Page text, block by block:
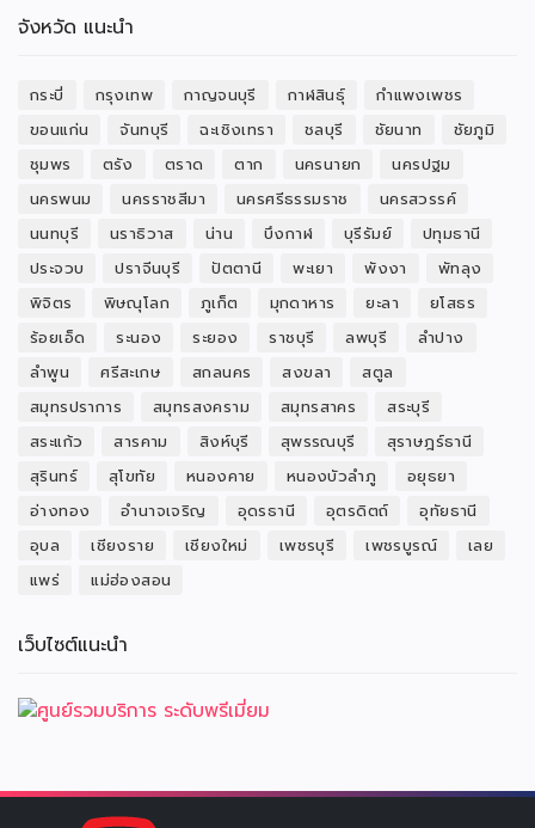
จังหวัด แนะนำ
กระบี่ กรุงเทพ กาญจนบุรี กาฬสินธุ์
กำแพงเพชร
ขอนแก่น
จันทบุรี ฉะเชิงเทรา ชลบุรี ชัยนาท
ชัยภูมิ
ชุมพร
ตรัง ตราด ตาก นครนายก
นครปฐม
นครพนม
นครราชสีมา นครศรีธรรมราช
นครสวรรค์
นนทบุรี
นราธิวาส น่าน บึงกาฬ บุรีรัมย์
ปทุมธานี
ประจวบ
ปราจีนบุรี ปัตตานี พะเยา พังงา
พัทลุง
พิจิตร
พิษณุโลก ภูเก็ต มุกดาหาร ยะลา
ยโสธร
ร้อยเอ็ด
ระนอง ระยอง ราชบุรี ลพบุรี
ลำปาง
ลำพูน
ศรีสะเกษ สกลนคร สงขลา
สตูล
สมุทรปราการ
สมุทรสงคราม สมุทรสาคร
สระบุรี
สระแก้ว
สารคาม สิงห์บุรี สุพรรณบุรี
สุราษฎร์ธานี
สุรินทร์
สุโขทัย หนองคาย หนองบัวลำภู
อยุธยา
อ่างทอง
อำนาจเจริญ อุดรธานี อุตรดิตถ์
อุทัยธานี
อุบล
เชียงราย เชียงใหม่ เพชรบุรี เพชรบูรณ์
เลย
แพร่
แม่ฮ่องสอน
เว็บไซต์แนะนำ